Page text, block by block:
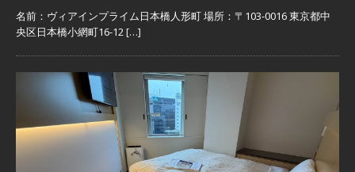
名前：ヴィアインプライム日本橋人形町 場所：〒103-0016 東京都中
央区日本橋小網町16-12[…]